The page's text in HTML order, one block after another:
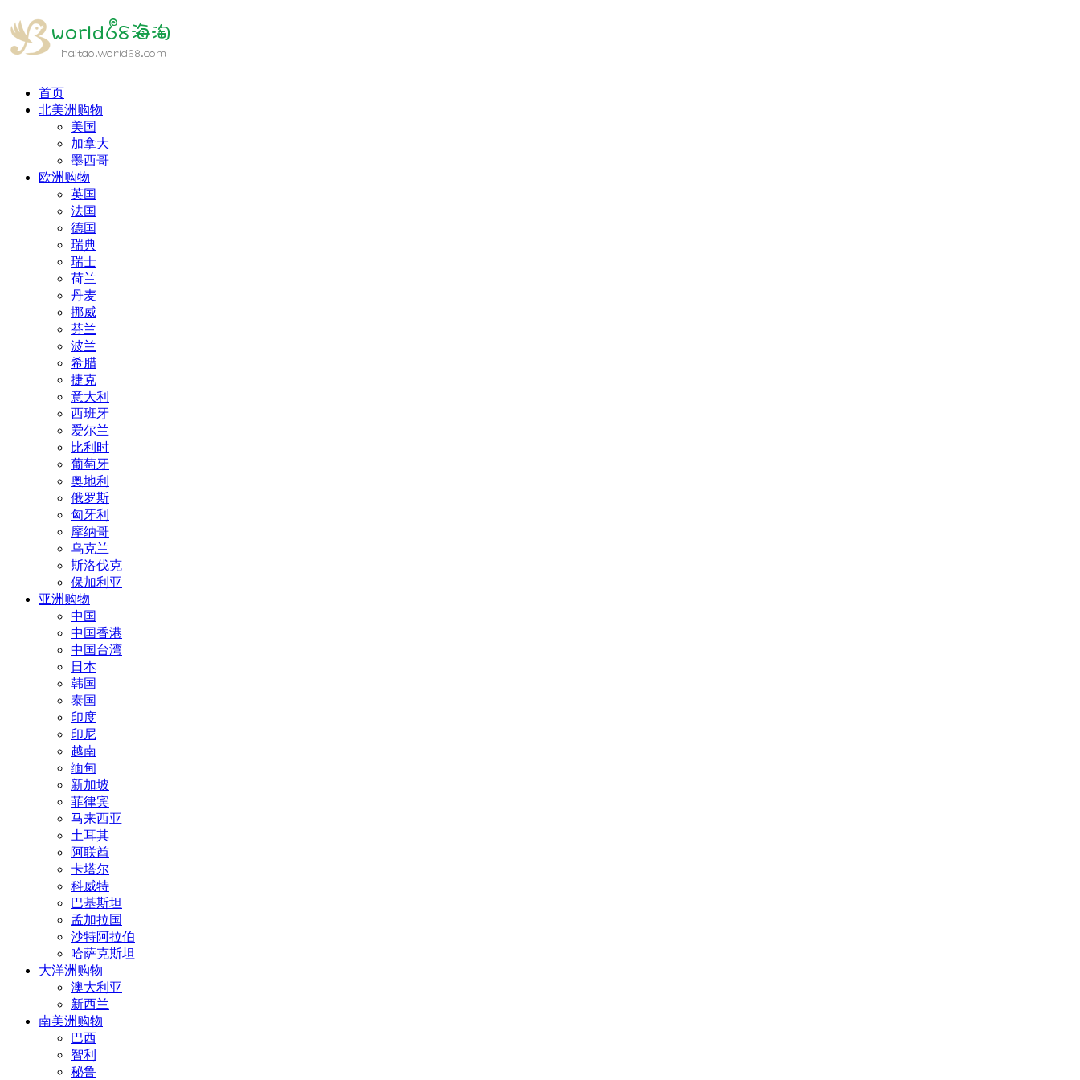
首页
北美洲购物
美国
加拿大
墨西哥
欧洲购物
英国
法国
德国
瑞典
瑞士
荷兰
丹麦
挪威
芬兰
波兰
希腊
捷克
意大利
西班牙
爱尔兰
比利时
葡萄牙
奥地利
俄罗斯
匈牙利
摩纳哥
乌克兰
斯洛伐克
保加利亚
亚洲购物
中国
中国香港
中国台湾
日本
韩国
泰国
印度
印尼
越南
缅甸
新加坡
菲律宾
马来西亚
土耳其
阿联酋
卡塔尔
科威特
巴基斯坦
孟加拉国
沙特阿拉伯
哈萨克斯坦
大洋洲购物
澳大利亚
新西兰
南美洲购物
巴西
智利
秘鲁